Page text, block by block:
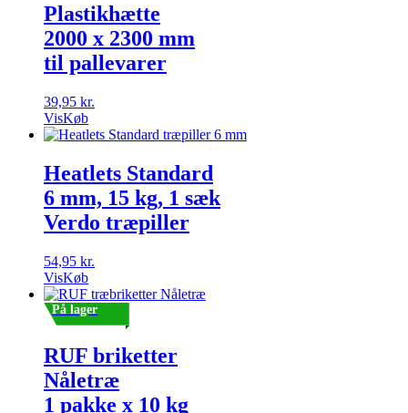
Plastikhætte
2000 x 2300 mm
til pallevarer
39,95 kr.
VisKøb
Heatlets Standard
6 mm, 15 kg, 1 sæk
Verdo træpiller
54,95 kr.
VisKøb
På lager
RUF briketter
Nåletræ
1 pakke x 10 kg